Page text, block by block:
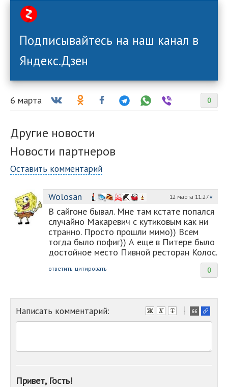
Подписывайтесь на наш канал в
Яндекс.Дзен
0
6 марта
Другие новости
Новости партнеров
Оставить комментарий
Wolosan 12 марта 11:27#
В сайгоне бывал. Мне там кстате попался
случайно Макаревич с кутиковым как ни
странно. Просто прошли мимо)) Всем
тогда было пофиг)) А еще в Питере было
достойное место Пивной ресторан Колос.
0
ответить цитировать
Написать комментарий:
-
-
-
Привет, Гость!